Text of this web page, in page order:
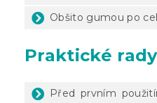
Obšito gumou po
Praktické rady
Před prvním